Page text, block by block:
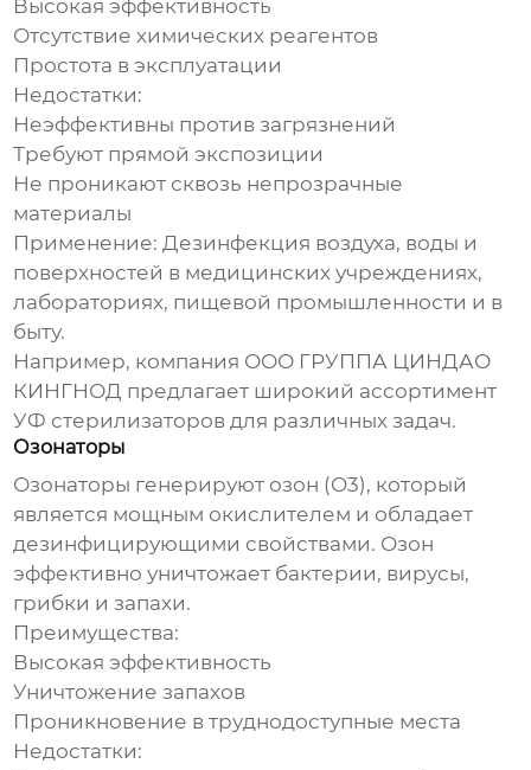
Высокая эффективность
Отсутствие химических реагентов
Простота в эксплуатации
Недостатки:
Неэффективны против загрязнений
Требуют прямой экспозиции
Не проникают сквозь непрозрачные
материалы
Применение: Дезинфекция воздуха, воды и
поверхностей в медицинских учреждениях,
лабораториях, пищевой промышленности и в
быту.
Например, компания ООО ГРУППА ЦИНДАО
КИНГНОД предлагает широкий ассортимент
УФ стерилизаторов для различных задач.
Озонаторы
Озонаторы генерируют озон (O3), который
является мощным окислителем и обладает
дезинфицирующими свойствами. Озон
эффективно уничтожает бактерии, вирусы,
грибки и запахи.
Преимущества:
Высокая эффективность
Уничтожение запахов
Проникновение в труднодоступные места
Недостатки: